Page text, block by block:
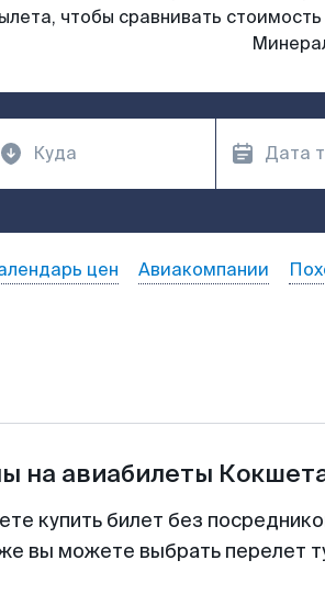
чтобы сравнивать
цен Авиакомпании
на авиабилеты
купить билет без
вы можете выбрать перелет